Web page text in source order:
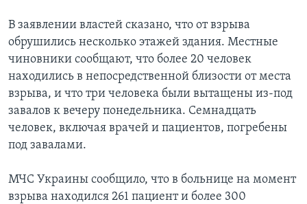
НЬЮ-ЙОРК NEW YORK
АМЕРИКА. БОЛЬШОЕ ПУТЕШЕСТВИЕ
ВИДЕО
ПОДПИСКА НА НОВОСТИ
Learning English
СОЦИАЛЬНЫЕ СЕТИ
Языки
В заявлении властей сказано, что от взрыва
обрушились несколько этажей здания. Местные
чиновники сообщают, что более 20 человек
находились в непосредственной близости от места
взрыва, и что три человека были вытащены из-под
завалов к вечеру понедельника. Семнадцать
человек, включая врачей и пациентов, погребены
под завалами.
МЧС Украины сообщило, что в больнице на момент
взрыва находился 261 пациент и более 300